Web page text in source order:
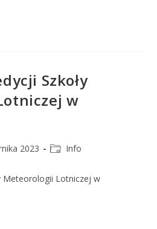
Szkoły
w
2023 Info
Meteorologii Lotniczej w